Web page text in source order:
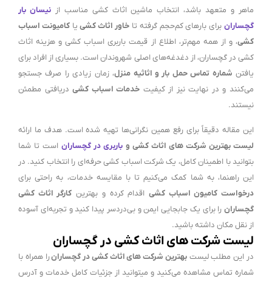
ماهر و متعهد باشد، انتخاب ماشین اثاث کشی مناسب ازنیسان بار
گچسارانبرای بارهای کم‌حجم گرفته تا خاور اثاث کشییاکامیونت اسباب
کشی، و از همه مهم‌تر، اطلاع از قیمت باربری اسباب کشی و هزینه اثاث
کشی در گچساران، از دغدغه‌های اصلی شهروندان است. بسیاری از افراد برای
یافتن شماره تماس حمل بار و اثاثیه منزل، زمان زیادی را صرف جستجو
می‌کنند و در نهایت نیز از کیفیت خدمات اسباب کشیدریافتی مطمئن
نیستند.
این مقاله دقیقاً برای رفع همین نگرانی‌ها تهیه شده است. هدف ما ارائه
لیست بهترین شرکت های اثاث کشی و باربری در گچساراناست تا شما
بتوانید با اطمینان کامل، یک شرکت اسباب کشی حرفه‌ای را انتخاب کنید. در
این راهنما، به شما کمک می‌کنیم تا با مقایسه خدمات، به راحتی برای
درخواست کامیون اسباب کشی اقدام کرده و بهترین کارگر اثاث کشی
گچساران را برای یک جابجایی ایمن و بی‌دردسر پیدا کنید و تجربه‌ای آسوده
از نقل مکان داشته باشید.
لیست شرکت های اثاث کشی در گچساران
در این مطلب لیستبهترین شرکت های اثاث کشی در گچسارانرا همراه با
شماره تماس مشاهده می‌کنید و میتوانید از جزئیات کامل خدمات و آدرس